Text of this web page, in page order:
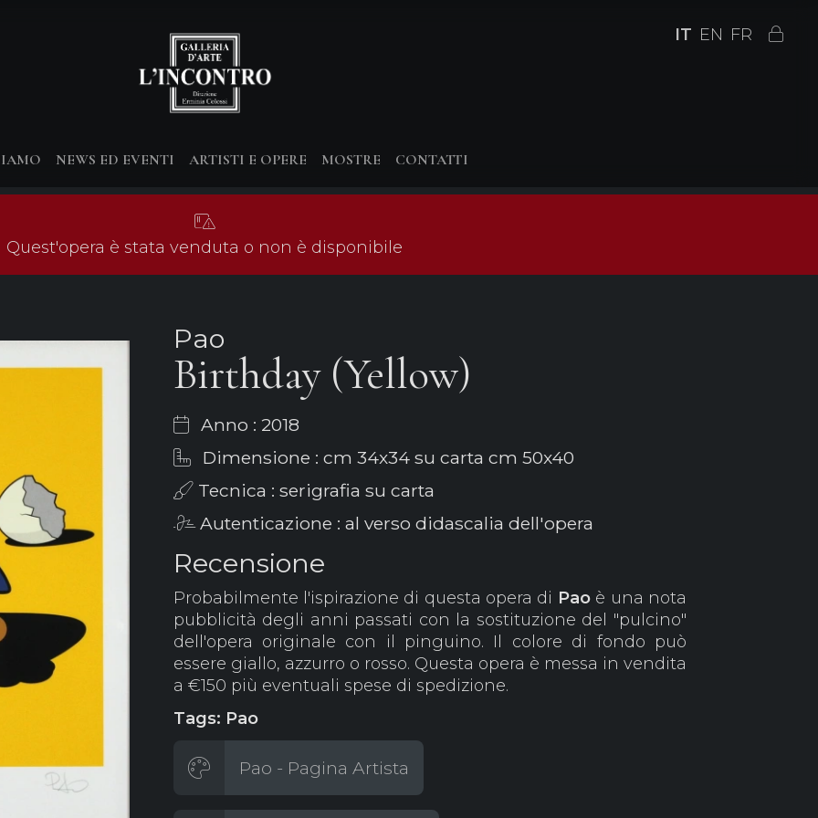
IT EN FR
NEWS ED EVENTI ARTISTI E OPERE MOSTRE CONTATTI
Quest'opera è stata venduta o non è disponibile
Pao
Birthday (Yellow)
Anno : 2018
Dimensione : cm 34x34 su carta cm 50x40
Tecnica : serigrafia su carta
Autenticazione : al verso didascalia dell'opera
Recensione
Probabilmente l'ispirazione di questa opera di Paoè una nota
pubblicità degli anni passati con la sostituzione del "pulcino"
dell'opera originale con il pinguino. Il colore di fondo può
essere giallo, azzurro o rosso. Questa opera è messa in vendita
a €150 più eventuali spese di spedizione.
Tags: Pao
Pao - Pagina Artista